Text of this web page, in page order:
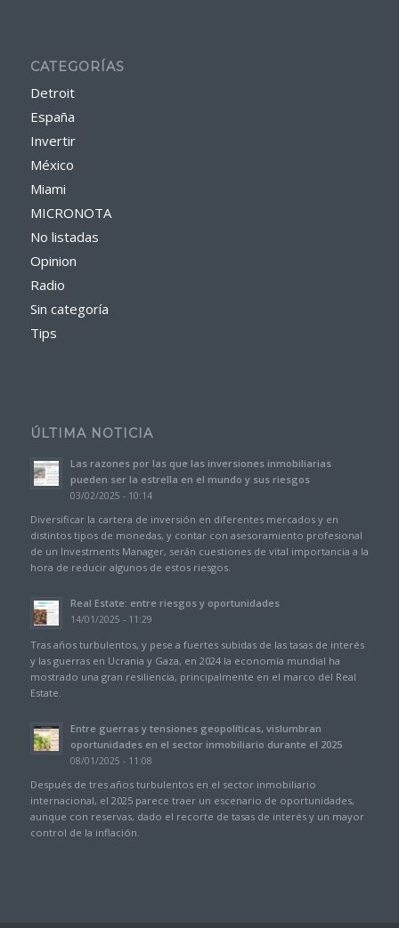
CATEGORÍAS
Detroit
España
Invertir
México
Miami
MICRONOTA
No listadas
Opinion
Radio
Sin categoría
Tips
ÚLTIMA NOTICIA
Las razones por las que las inversiones inmobiliarias
pueden ser la estrella en el mundo y sus riesgos
03/02/2025 - 10:14
Diversificar la cartera de inversión en diferentes mercados y en
distintos tipos de monedas, y contar con asesoramiento profesional
de un Investments Manager, serán cuestiones de vital importancia a la
hora de reducir algunos de estos riesgos.
Real Estate: entre riesgos y oportunidades
14/01/2025 - 11:29
Tras años turbulentos, y pese a fuertes subidas de las tasas de interés
y las guerras en Ucrania y Gaza, en 2024 la economía mundial ha
mostrado una gran resiliencia, principalmente en el marco del Real
Estate.
Entre guerras y tensiones geopolíticas, vislumbran
oportunidades en el sector inmobiliario durante el 2025
08/01/2025 - 11:08
Después de tres años turbulentos en el sector inmobiliario
internacional, el 2025 parece traer un escenario de oportunidades,
aunque con reservas, dado el recorte de tasas de interés y un mayor
control de la inflación.